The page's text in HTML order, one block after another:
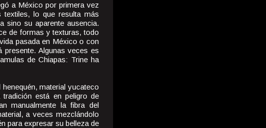
a México por primera vez
textiles, lo que resulta más
sino su aparente ausencia.
de formas y texturas, todo
pasada en México o con
presente. Algunas veces es
de Chiapas: Trine ha
material yucateco
está en peligro de
manualmente la fibra del
a veces mezclándolo
para expresar su belleza de